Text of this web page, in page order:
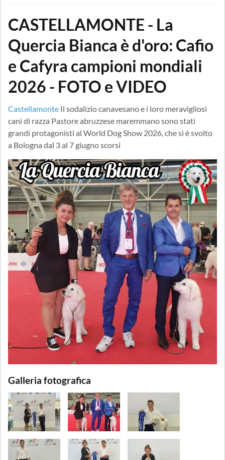
CASTELLAMONTE - La
Quercia Bianca è d'oro: Cafio
e Cafyra campioni mondiali
2026 - FOTO e VIDEO
Castellamonte Il sodalizio canavesano e i loro meravigliosi
cani di razza Pastore abruzzese maremmano sono stati
grandi protagonisti al World Dog Show 2026, che si è svolto
a Bologna dal 3 al 7 giugno scorsi
Galleria fotografica